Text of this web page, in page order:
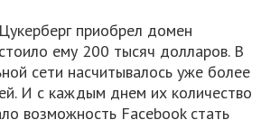
приобрел домен
ему 200 тысяч долларов. В
сети насчитывалось уже более
И с каждым днем их количество
возможность Facebook стать